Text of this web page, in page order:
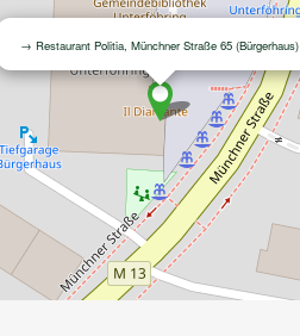
→ Re­stau­rant Politia, Münchner Straße 65 (Bür­ger­haus)